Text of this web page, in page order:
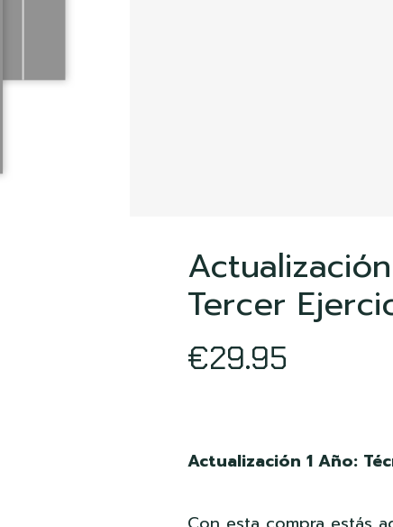
Tercer
€29.95
Actualización 1 Año: